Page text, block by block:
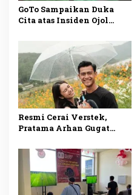
GoTo Sampaikan Duka
Cita atas Insiden Ojol
Pejompongan
Resmi Cerai Verstek,
Pratama Arhan Gugat
Tigaraksa